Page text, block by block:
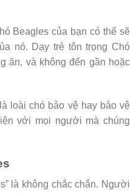
Beagles của bạn có thể sẽ
nó. Dạy trẻ tôn trọng Chó
ăn, và không đến gần hoặc
loài chó bảo vệ hay bảo vệ
với mọi người mà chúng
là không chắc chắn. Người